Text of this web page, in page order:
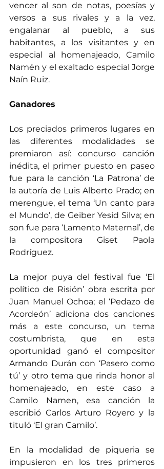
vencer al son de notas, poesías y
versos a sus rivales y a la vez,
engalanar al pueblo, a sus
habitantes, a los visitantes y en
especial al homenajeado, Camilo
Namén y el exaltado especial Jorge
Naín Ruiz.
Ganadores
Los preciados primeros lugares en
las diferentes modalidades se
premiaron así: concurso canción
inédita, el primer puesto en paseo
fue para la canción ‘La Patrona’ de
la autoría de Luis Alberto Prado; en
merengue, el tema ‘Un canto para
el Mundo’, de Geiber Yesid Silva; en
son fue para ‘Lamento Maternal’, de
la compositora Giset Paola
Rodríguez.
La mejor puya del festival fue ‘El
político de Risión’ obra escrita por
Juan Manuel Ochoa; el ‘Pedazo de
Acordeón’ adiciona dos canciones
más a este concurso, un tema
costumbrista, que en esta
oportunidad ganó el compositor
Armando Durán con ‘Pasero como
tú’ y otro tema que rinda honor al
homenajeado, en este caso a
Camilo Namen, esa canción la
escribió Carlos Arturo Royero y la
tituló ‘El gran Camilo’.
En la modalidad de piqueria se
impusieron en los tres primeros